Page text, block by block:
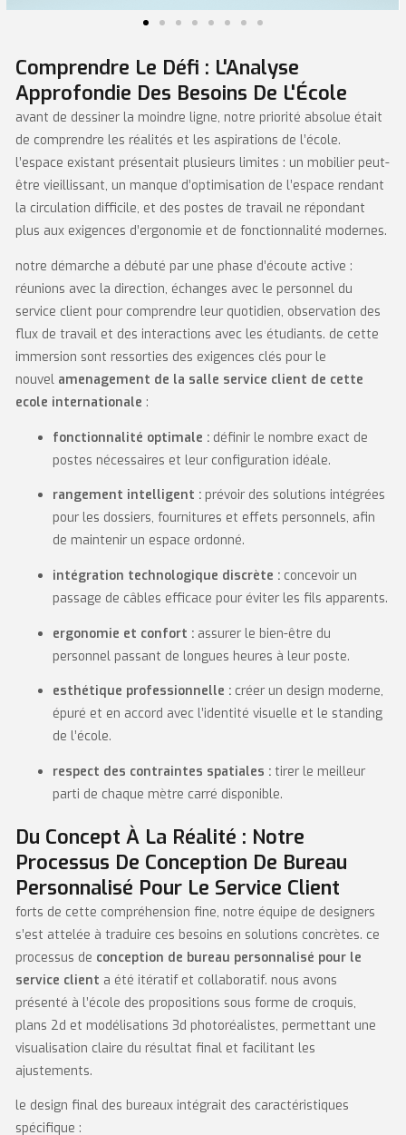
Comprendre Le Défi : L'Analyse
Approfondie Des Besoins De L'École
avant de dessiner la moindre ligne, notre priorité absolue était
de comprendre les réalités et les aspirations de l’école.
l’espace existant présentait plusieurs limites : un mobilier peut-
être vieillissant, un manque d’optimisation de l’espace rendant
la circulation difficile, et des postes de travail ne répondant
plus aux exigences d’ergonomie et de fonctionnalité modernes.
notre démarche a débuté par une phase d’écoute active :
réunions avec la direction, échanges avec le personnel du
service client pour comprendre leur quotidien, observation des
flux de travail et des interactions avec les étudiants. de cette
immersion sont ressorties des exigences clés pour le
nouvel amenagement de la salle service client de cette
ecole internationale :
fonctionnalité optimale : définir le nombre exact de
postes nécessaires et leur configuration idéale.
rangement intelligent : prévoir des solutions intégrées
pour les dossiers, fournitures et effets personnels, afin
de maintenir un espace ordonné.
intégration technologique discrète : concevoir un
passage de câbles efficace pour éviter les fils apparents.
ergonomie et confort : assurer le bien-être du
personnel passant de longues heures à leur poste.
esthétique professionnelle : créer un design moderne,
épuré et en accord avec l’identité visuelle et le standing
de l’école.
respect des contraintes spatiales : tirer le meilleur
parti de chaque mètre carré disponible.
Du Concept À La Réalité : Notre
Processus De Conception De Bureau
Personnalisé Pour Le Service Client
forts de cette compréhension fine, notre équipe de designers
s’est attelée à traduire ces besoins en solutions concrètes. ce
processus de conception de bureau personnalisé pour le
service client a été itératif et collaboratif. nous avons
présenté à l’école des propositions sous forme de croquis,
plans 2d et modélisations 3d photoréalistes, permettant une
visualisation claire du résultat final et facilitant les
ajustements.
le design final des bureaux intégrait des caractéristiques
spécifique :